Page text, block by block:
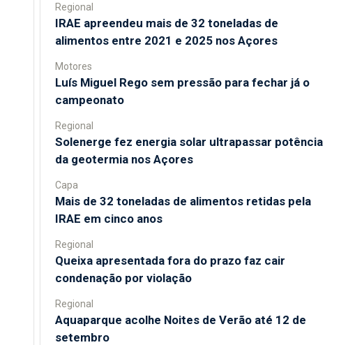
Regional
IRAE apreendeu mais de 32 toneladas de
alimentos entre 2021 e 2025 nos Açores
Motores
Luís Miguel Rego sem pressão para fechar já o
campeonato
Regional
Solenerge fez energia solar ultrapassar potência
da geotermia nos Açores
Capa
Mais de 32 toneladas de alimentos retidas pela
IRAE em cinco anos
Regional
Queixa apresentada fora do prazo faz cair
condenação por violação
Regional
Aquaparque acolhe Noites de Verão até 12 de
setembro